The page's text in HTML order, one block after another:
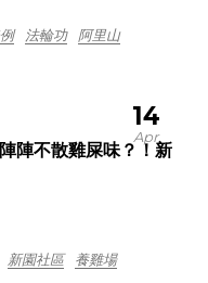
法輪功 阿里山
14
Apr
陣不散雞屎味？！新
新園社區 養雞場